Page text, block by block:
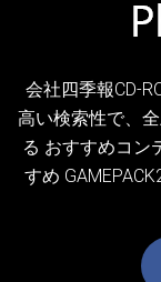
会社四季報CD-
高い検索性で、
る おすすめコン
すめ